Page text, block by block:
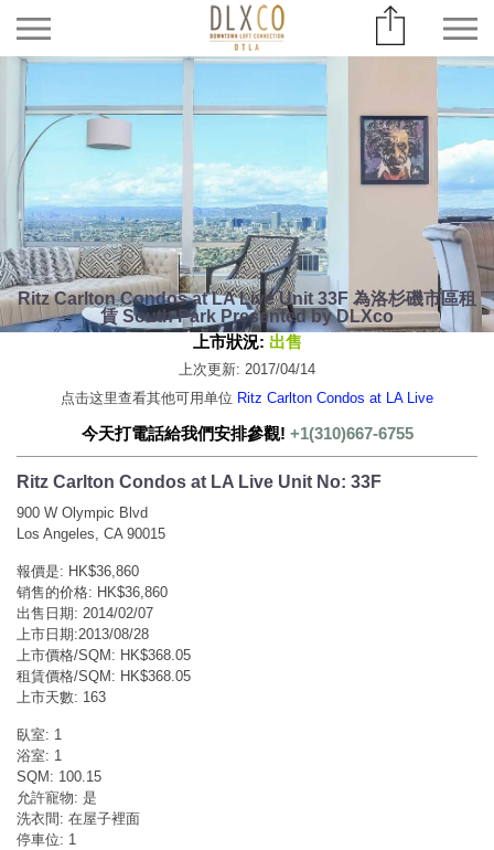
Ritz Carlton Condos at LA Live Unit 33F 為洛杉磯市區租
賃 South Park Presented by DLXco
上市狀況: 出售
上次更新: 2017/04/14
点击这里查看其他可用单位 Ritz Carlton Condos at LA Live
今天打電話給我們安排參觀! +1(310)667-6755
Ritz Carlton Condos at LA Live Unit No: 33F
900 W Olympic Blvd
Los Angeles, CA 90015
報價是: HK$36,860
销售的价格: HK$36,860
出售日期: 2014/02/07
上市日期:2013/08/28
上市價格/SQM: HK$368.05
租賃價格/SQM: HK$368.05
上市天數: 163
臥室: 1
浴室: 1
SQM: 100.15
允許寵物: 是
洗衣間: 在屋子裡面
停車位: 1